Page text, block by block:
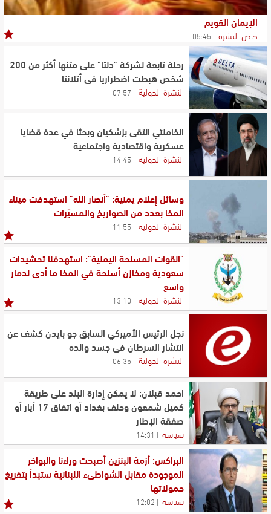
الإيمان القويم
خاص النشرة 05:45
رحلة تابعة لشركة "دلتا" على متنها أكثر من 200
شخص هبطت اضطراريا في أتلانتا
النشرة الدولية 07:57
الخامنئي التقى بزشكيان وبحثا في عدة قضايا
عسكرية واقتصادية واجتماعية
النشرة الدولية 14:45
وسائل إعلام يمنية: "أنصار الله" استهدفت ميناء
المخا بعدد من الصواريخ والمسيّرات
النشرة الدولية 11:55
"القوات المسلحة اليمنية": استهدفنا تحشيدات
سعودية ومخازن أسلحة في المخا ما أدى لدمار
واسع
النشرة الدولية 13:10
نجل الرئيس الأميركي السابق جو بايدن كشف عن
انتشار السرطان في جسد والده
النشرة الدولية 06:35
احمد قبلان: لا يمكن إدارة البلد على طريقة
كميل شمعون وحلف بغداد أو اتفاق 17 أيار أو
صفقة الإطار
سياسة 14:31
البراكس: أزمة البنزين أصبحت وراءنا والبواخر
الموجودة مقابل الشواطىء اللبنانية ستبدأ بتفريغ
حمولاتها
سياسة 12:02